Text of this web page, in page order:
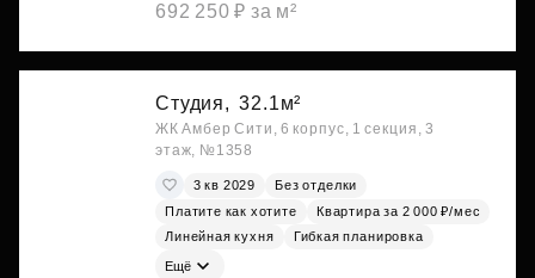
692 250 ₽ за м²
Студия, 32.1м²
ЖК Амбер Сити, 6 корпус, 1 секция, 3
этаж, №1358
3 кв 2029
Без отделки
Платите как хотите
Квартира за 2 000 ₽/мес
Линейная кухня
Гибкая планировка
Ещё